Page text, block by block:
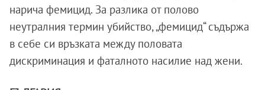
нарича фемицид. За разлика от полово
неутралния термин убийство, „фемицид“ съдържа
в себе си връзката между половата
дискриминация и фаталното насилие над жени.